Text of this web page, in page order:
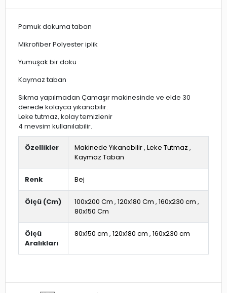
Pamuk dokuma taban
Mikrofiber Polyester iplik
Yumuşak bir doku
Kaymaz taban
Sıkma yapılmadan Çamaşır makinesinde ve elde 30
derede kolayca yıkanabilir.
Leke tutmaz, kolay temizlenir
4 mevsim kullanılabilir.
Özellikler Makinede Yıkanabilir, Leke Tutmaz ,
Kaymaz Taban
Renk Bej
Ölçü (Cm) 100x200 Cm , 120x180 Cm , 160x230 cm ,
80x150 Cm
Ölçü
Aralıkları
80x150 cm , 120x180 cm , 160x230 cm